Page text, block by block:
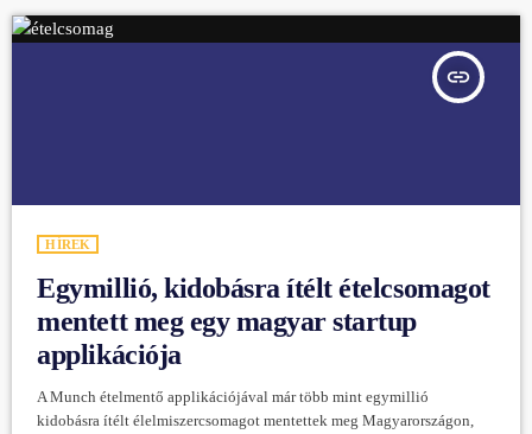
insert_link
HÍREK
Egymillió, kidobásra ítélt ételcsomagot
mentett meg egy magyar startup
applikációja
A Munch ételmentő applikációjával már több mint egymillió
kidobásra ítélt élelmiszercsomagot mentettek meg Magyarországon,